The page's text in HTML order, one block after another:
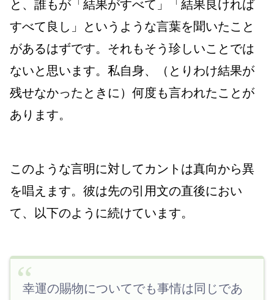
と、誰もが「結果がすべて」「結果良ければ
すべて良し」というような言葉を聞いたこと
があるはずです。それもそう珍しいことでは
ないと思います。私自身、（とりわけ結果が
残せなかったときに）何度も言われたことが
あります。
このような言明に対してカントは真向から異
を唱えます。彼は先の引用文の直後におい
て、以下のように続けています。
幸運の賜物についてでも事情は同じであ